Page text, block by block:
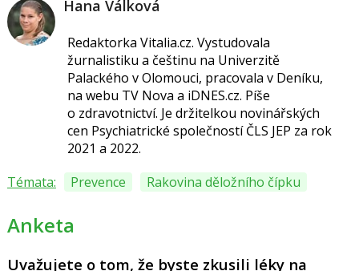
Hana Válková
Redaktorka Vitalia.cz. Vystudovala
žurnalistiku a češtinu na Univerzitě
Palackého v Olomouci, pracovala v Deníku,
na webu TV Nova a iDNES.cz. Píše
o zdravotnictví. Je držitelkou novinářských
cen Psychiatrické společností ČLS JEP za rok
2021 a 2022.
Témata:
Prevence Rakovina děložního čípku
Anketa
Uvažujete o tom, že byste zkusili léky na